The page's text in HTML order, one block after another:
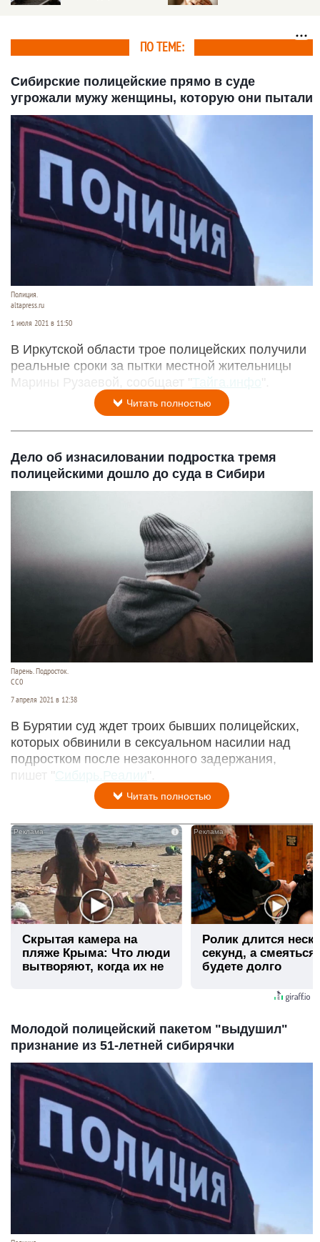
ПО ТЕМЕ:
Сибирские полицейские прямо в суде
угрожали мужу женщины, которую они пытали
Полиция.
altapress.ru
1 июля 2021 в 11:50
В Иркутской области трое полицейских получили
реальные сроки за пытки местной жительницы
Марины Рузаевой, сообщает "Тайга.инфо ".
Читать полностью
Дело об изнасиловании подростка тремя
полицейскими дошло до суда в Сибири
Парень. Подросток.
СС0
7 апреля 2021 в 12:38
В Бурятии суд ждет троих бывших полицейских,
которых обвинили в сексуальном насилии над
подростком после незаконного задержания,
пишет " Сибирь.Реалии ".
Читать полностью
i
Скрытая камера на
пляже Крыма: Что люди
вытворяют, когда их не
Ролик длится
секунд, а
будете долго
Молодой полицейский пакетом "выдушил"
признание из 51-летней сибирячки